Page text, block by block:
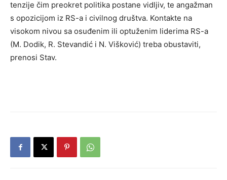
tenzije čim preokret politika postane vidljiv, te angažman
s opozicijom iz RS-a i civilnog društva. Kontakte na
visokom nivou sa osuđenim ili optuženim liderima RS-a
(M. Dodik, R. Stevandić i N. Višković) treba obustaviti,
prenosi Stav.